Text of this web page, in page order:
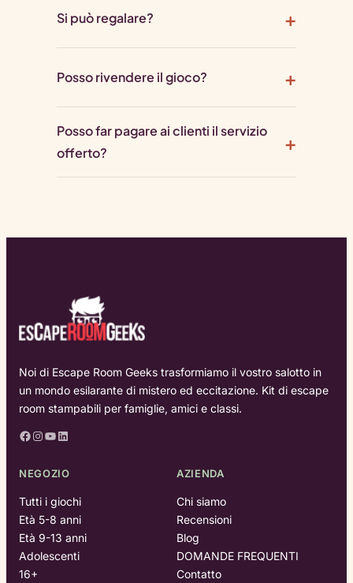
Si può regalare?
Posso rivendere il gioco?
Posso far pagare ai clienti il servizio
offerto?
Noi di Escape Room Geeks trasformiamo il vostro salotto in
un mondo esilarante di mistero ed eccitazione. Kit di escape
room stampabili per famiglie, amici e classi.
Facebook Instagram YouTube LinkedIn
NEGOZIO
Tutti i giochi
Età 5-8 anni
Età 9-13 anni
Adolescenti
16+
AZIENDA
Chi siamo
Recensioni
Blog
DOMANDE FREQUENTI
Contatto